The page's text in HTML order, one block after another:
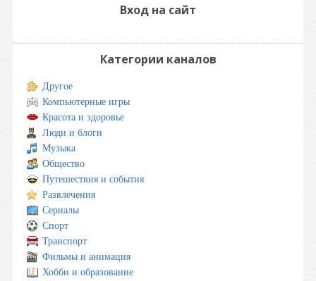
Вход на сайт
Категории каналов
Другое
Компьютерные игры
Красота и здоровье
Люди и блоги
Музыка
Общество
Путешествия и события
Развлечения
Сериалы
Спорт
Транспорт
Фильмы и анимация
Хобби и образование